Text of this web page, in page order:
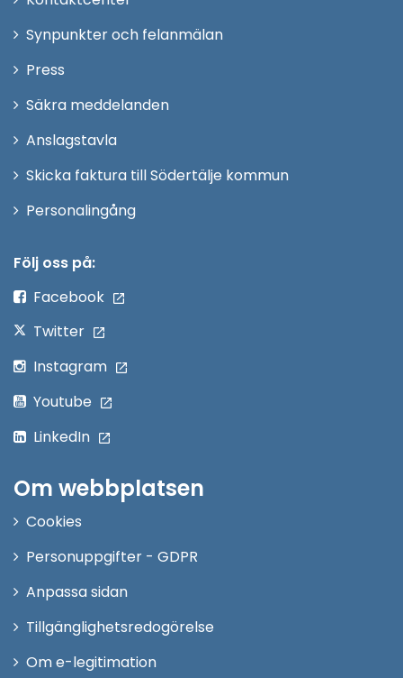
Synpunkter och felanmälan
Press
fönster
Säkra meddelanden
Anslagstavla
Skicka faktura till Södertälje kommun
PersonalingångÖppna
Följ oss på:
Facebook
Twitter
Instagram
Youtube
LinkedIn
Om webbplatsen
Cookies
Personuppgifter - GDPR
Anpassa sidan
Tillgänglighetsredogörelse
Om e-legitimation